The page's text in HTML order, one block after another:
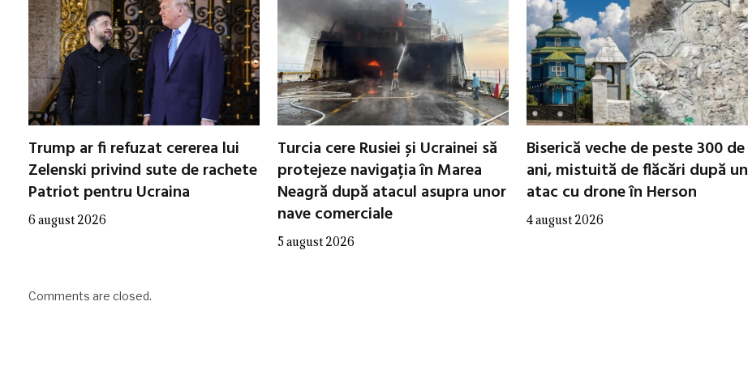
Trump ar fi refuzat cererea lui
Zelenski privind sute de rachete
Patriot pentru Ucraina
6 august 2026
Turcia cere Rusiei și Ucrainei să
protejeze navigația în Marea
Neagră după atacul asupra unor
nave comerciale
5 august 2026
Biserică veche de peste 300 de
ani, mistuită de flăcări după un
atac cu drone în Herson
4 august 2026
Comments are closed.